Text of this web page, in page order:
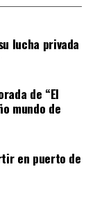
sigue siendo
ejemplo, ha
a
América
entre
los gobiernos
la
lucha privada
de “El
mundo de
en puerto de